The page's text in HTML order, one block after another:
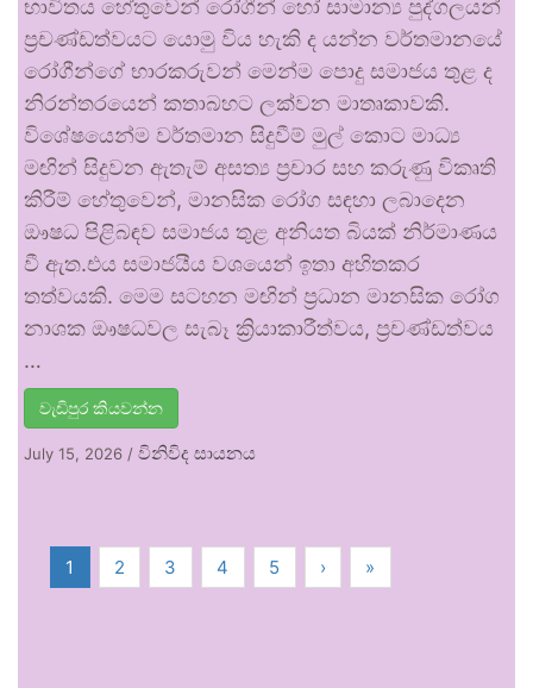
භාවිතය හේතුවෙන් රෝගීන් හෝ සාමාන්‍ය පුද්ගලයන්
ප්‍රචණ්ඩත්වයට යොමු විය හැකි ද යන්න වර්තමානයේ
රෝගීන්ගේ භාරකරුවන් මෙන්ම පොදු සමාජය තුළ ද
නිරන්තරයෙන් කතාබහට ලක්වන මාතෘකාවකි.
විශේෂයෙන්ම වර්තමාන සිදුවීම් මුල් කොට මාධ්‍ය
මඟින් සිදුවන ඇතැම් අසත්‍ය ප්‍රචාර සහ කරුණු විකෘති
කිරීම් හේතුවෙන්, මානසික රෝග සඳහා ලබාදෙන
ඖෂධ පිළිබඳව සමාජය තුළ අනියත බියක් නිර්මාණය
වී ඇත.එය සමාජයීය වශයෙන් ඉතා අහිතකර
තත්වයකි. මෙම සටහන මඟින් ප්‍රධාන මානසික රෝග
නාශක ඖෂධවල සැබෑ ක්‍රියාකාරීත්වය, ප්‍රචණ්ඩත්වය
…
වැඩිපුර කියවන්න
July 15, 2026 / විනිවිද සායනය
1 2 3 4 5 › »